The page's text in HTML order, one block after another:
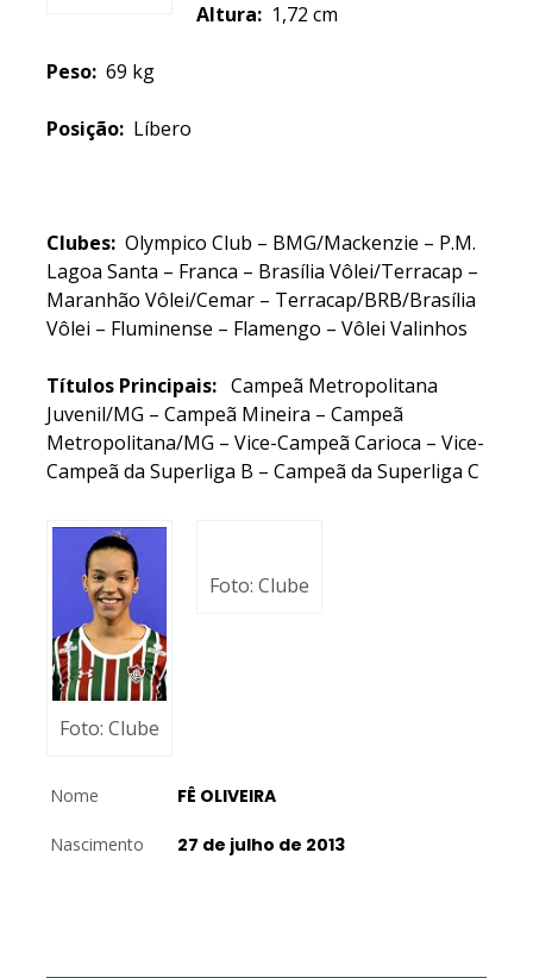
Altura: 1,72 cm
Peso: 69 kg
Posição: Líbero
Clubes: Olympico Club – BMG/Mackenzie – P.M.
Lagoa Santa – Franca – Brasília Vôlei/Terracap –
Maranhão Vôlei/Cemar – Terracap/BRB/Brasília
Vôlei – Fluminense – Flamengo – Vôlei Valinhos
Títulos Principais: Campeã Metropolitana
Juvenil/MG – Campeã Mineira – Campeã
Metropolitana/MG – Vice-Campeã Carioca – Vice-
Campeã da Superliga B – Campeã da Superliga C
Foto: Clube
Foto: Clube
Nome FÊ OLIVEIRA
Nascimento 27 de julho de 2013